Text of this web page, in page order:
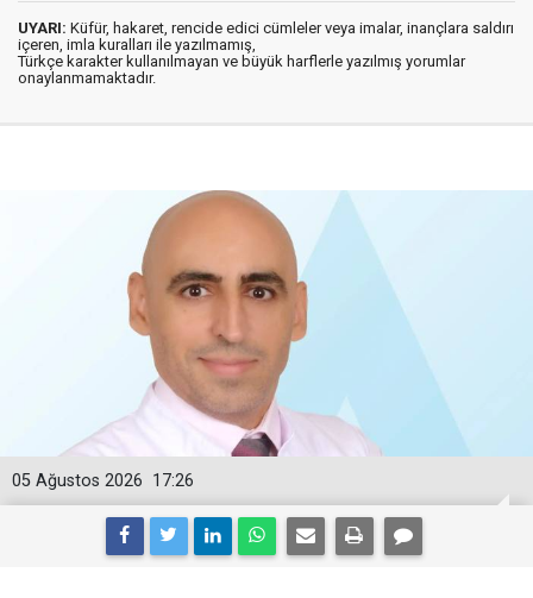
UYARI: Küfür, hakaret, rencide edici cümleler veya imalar, inançlara saldırı
içeren, imla kuralları ile yazılmamış,
Türkçe karakter kullanılmayan ve büyük harflerle yazılmış yorumlar
onaylanmamaktadır.
17:26
05 Ağustos 2026